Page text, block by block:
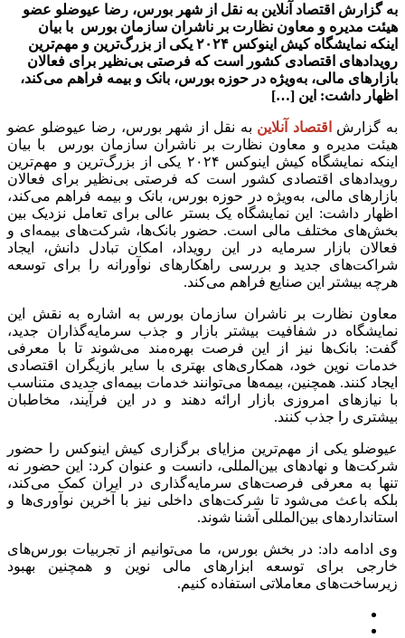
به گزارش اقتصاد آنلاین به نقل از شهر بورس، رضا عیوضلو عضو
هیئت مدیره و معاون نظارت بر ناشران سازمان بورس با بیان
اینکه نمایشگاه کیش اینوکس ۲۰۲۴ یکی از بزرگ‌ترین و مهم‌ترین
رویدادهای اقتصادی کشور است که فرصتی بی‌نظیر برای فعالان
بازارهای مالی، به‌ویژه در حوزه بورس، بانک و بیمه فراهم می‌کند،
اظهار داشت: این […]
به گزارش اقتصاد آنلاین به نقل از شهر بورس، رضا عیوضلو عضو
هیئت مدیره و معاون نظارت بر ناشران سازمان بورس با بیان
اینکه نمایشگاه کیش اینوکس ۲۰۲۴ یکی از بزرگ‌ترین و مهم‌ترین
رویدادهای اقتصادی کشور است که فرصتی بی‌نظیر برای فعالان
بازارهای مالی، به‌ویژه در حوزه بورس، بانک و بیمه فراهم می‌کند،
اظهار داشت: این نمایشگاه یک بستر عالی برای تعامل نزدیک بین
بخش‌های مختلف مالی است. حضور بانک‌ها، شرکت‌های بیمه‌ای و
فعالان بازار سرمایه در این رویداد، امکان تبادل دانش، ایجاد
شراکت‌های جدید و بررسی راهکارهای نوآورانه را برای توسعه
هرچه بیشتر این صنایع فراهم می‌کند.
معاون نظارت بر ناشران سازمان بورس به اشاره به نقش این
نمایشگاه در شفافیت بیشتر بازار و جذب سرمایه‌گذاران جدید،
گفت: بانک‌ها نیز از این فرصت بهره‌مند می‌شوند تا با معرفی
خدمات نوین خود، همکاری‌های بهتری با سایر بازیگران اقتصادی
ایجاد کنند. همچنین، بیمه‌ها می‌توانند خدمات بیمه‌ای جدیدی متناسب
با نیازهای امروزی بازار ارائه دهند و در این فرآیند، مخاطبان
بیشتری را جذب کنند.
عیوضلو یکی از مهم‌ترین مزایای برگزاری کیش اینوکس را حضور
شرکت‌ها و نهادهای بین‌المللی، دانست و عنوان کرد: این حضور نه
تنها به معرفی فرصت‌های سرمایه‌گذاری در ایران کمک می‌کند،
بلکه باعث می‌شود تا شرکت‌های داخلی نیز با آخرین نوآوری‌ها و
استانداردهای بین‌المللی آشنا شوند.
وی ادامه داد: در بخش بورس، ما می‌توانیم از تجربیات بورس‌های
خارجی برای توسعه ابزارهای مالی نوین و همچنین بهبود
زیرساخت‌های معاملاتی استفاده کنیم.